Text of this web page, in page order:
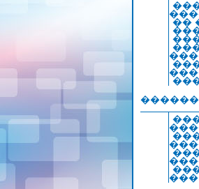
��
���